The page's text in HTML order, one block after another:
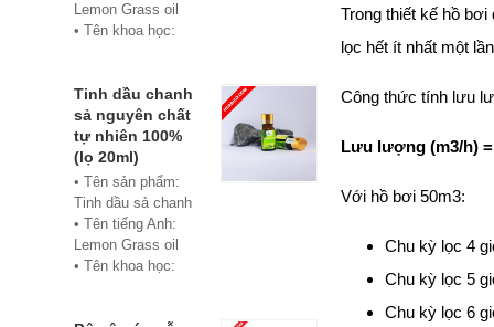
Trong thiết kế hồ
lọc hết ít nhất một
Công thức tính lưu
Lưu lượng (m3/h)
Với hồ bơi 50m3:
Chu kỳ lọc 4
Chu kỳ lọc 5
Chu kỳ lọc 6
Lemon Grass oil
• Tên khoa học:
• Chủng loại: Thiết
bị xông hơi
• Thành phần chiết
xuất: lá
• Phương pháp
chiết xuất: Chưng
cất hơi nước
• Hình thức: Chất
lỏng
Tinh dầu chanh
sả nguyên chất
tự nhiên 100%
(lọ 20ml)
• Tên sản phẩm:
Tinh dầu sả chanh
• Tên tiếng Anh:
Lemon Grass oil
• Tên khoa học: